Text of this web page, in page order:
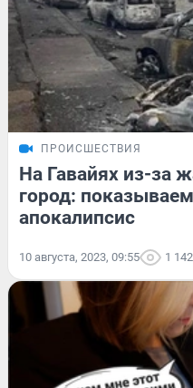
ПРОИСШЕСТВИЯ
На Гавайях из-за
город:
апокалипсис
10 августа, 2023, 09:55 1 142